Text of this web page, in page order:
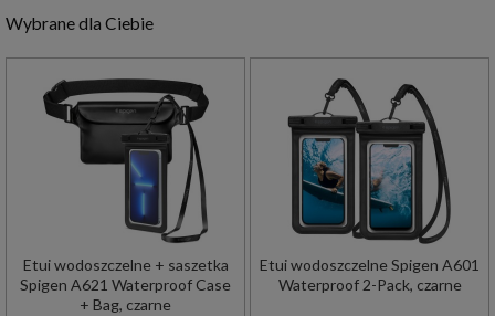
Wybrane dla Ciebie
Etui wodoszczelne + saszetka
Spigen A621 Waterproof Case
+ Bag, czarne
Etui wodoszczelne Spigen A601
Waterproof 2-Pack, czarne